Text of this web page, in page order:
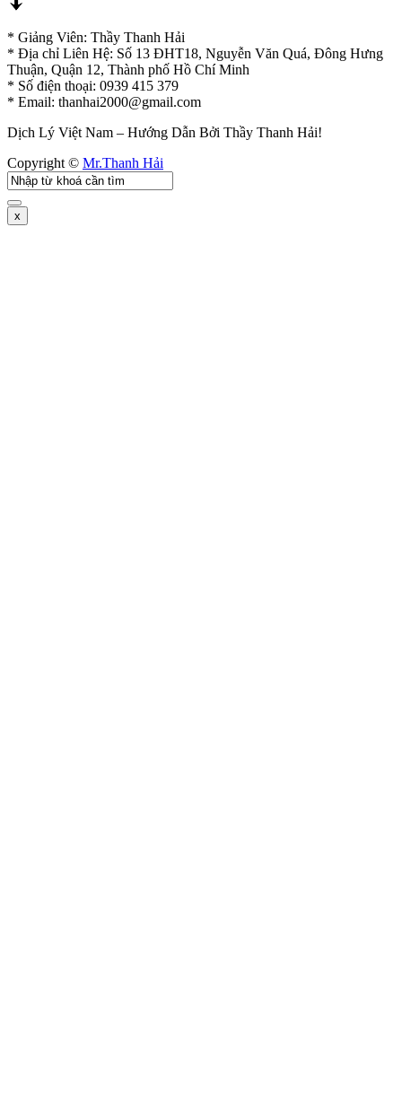
* Giảng Viên: Thầy Thanh Hải
* Địa chỉ Liên Hệ: Số 13 ĐHT18, Nguyễn Văn Quá, Đông Hưng
Thuận, Quận 12, Thành phố Hồ Chí Minh
* Số điện thoại: 0939 415 379
* Email: thanhai2000@gmail.com
Dịch Lý Việt Nam – Hướng Dẫn Bởi Thầy Thanh Hải!
Copyright © Mr.Thanh Hải
x